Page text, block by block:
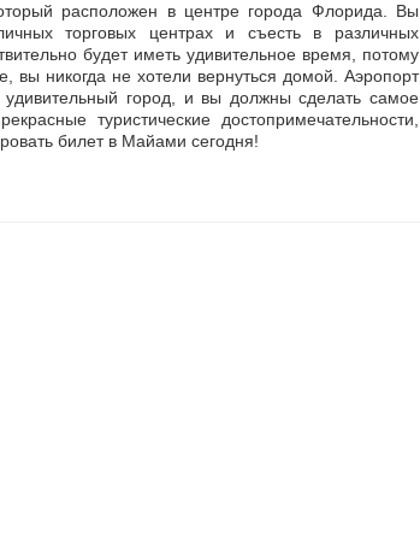
расположен в центре города Флорида. Вы
торговых центрах и съесть в различных
будет иметь удивительное время, потому
вы никогда не хотели вернуться домой. Аэропорт
город, и вы должны сделать самое
туристические достопримечательности,
билет в Майами сегодня!